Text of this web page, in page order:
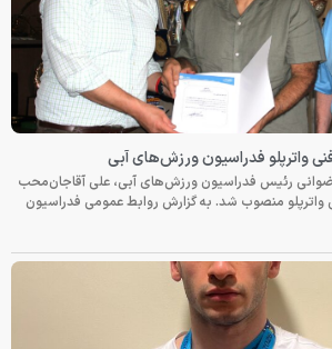
واترپلو فدراسیون ورزش‌های آبی
رئیس فدراسیون ورزش‌های آبی، علی آقاجان‌محب
واترپلو منصوب شد. به گزارش روابط عمومی فدراسیون